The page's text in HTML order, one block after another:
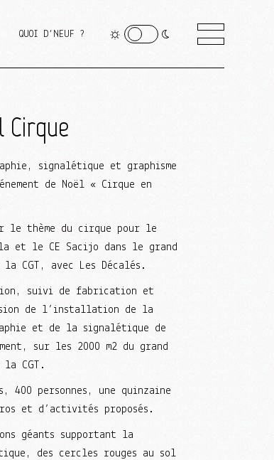
QUOI D’NEUF ?
Cirque
signalétique et graphisme
de Noël « Cirque en
le thème du cirque pour le
et le CE Sacijo dans le grand
CGT, avec Les Décalés.
suivi de fabrication et
de l’installation de la
et de la signalétique de
sur les 2000 m2 du grand
CGT.
400 personnes, une quinzaine
et d’activités proposés.
géants supportant la
des cercles rouges au sol